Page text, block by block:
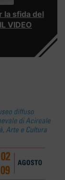
la sfida del
VIDEO